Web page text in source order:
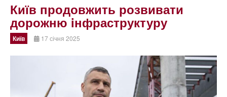
Київ продовжить розвивати
дорожню iнфраструктуру
Київ 17 січня 2025